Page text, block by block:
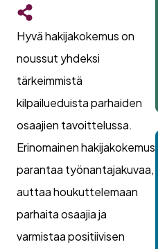
Hyvä hakijakokemus on
noussut yhdeksi
tärkeimmistä
kilpailueduista parhaiden
osaajien tavoittelussa.
Erinomainen hakijakokemus
parantaa työnantajakuvaa,
auttaa houkuttelemaan
parhaita osaajia ja
varmistaa positiivisen